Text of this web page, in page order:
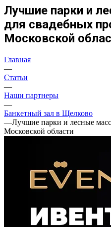
Лучшие парки и
для свадебных
Московской
Главная
—
Статьи
—
Наши партнеры
—
Банкетный зал в Щелково
—Лучшие парки и лесные
Московской области